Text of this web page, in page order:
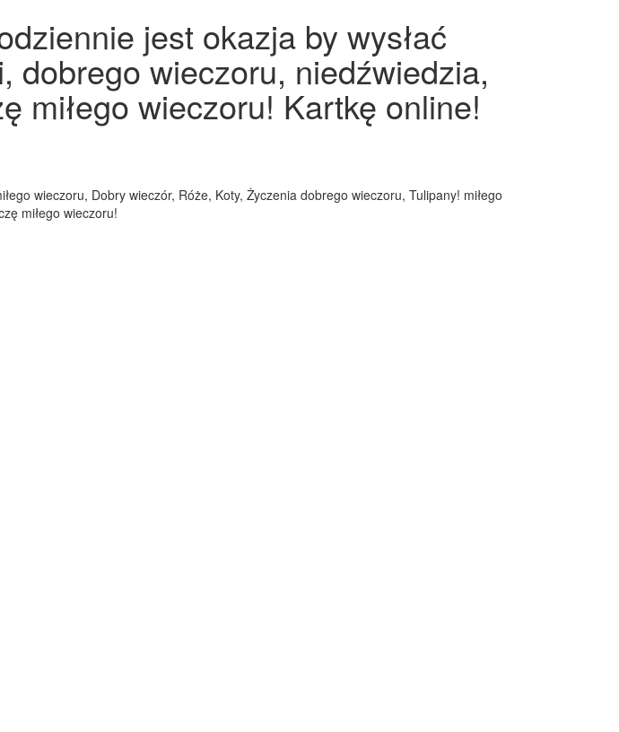
jest okazja by wysłać
dobrego wieczoru, niedźwiedzia,
miłego wieczoru! Kartkę online!
wieczoru, Dobry wieczór, Róże, Koty, Życzenia dobrego wieczoru, Tulipany! miłego
miłego wieczoru!